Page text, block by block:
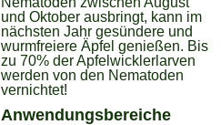
und Oktober ausbringt, kann im
nächsten Jahr gesündere und
wurmfreiere Äpfel genießen. Bis
zu 70% der Apfelwicklerlarven
werden von den Nematoden
vernichtet!
Anwendungsbereiche